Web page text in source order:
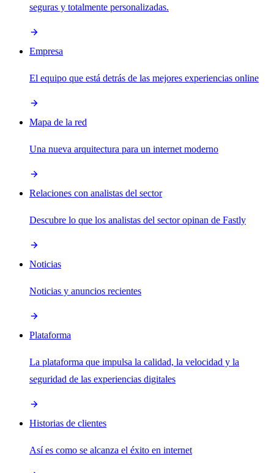
seguras y totalmente personalizadas.
Empresa
El equipo que está detrás de las mejores experiencias online
Mapa de la red
Una nueva arquitectura para un internet moderno
Relaciones con analistas del sector
Descubre lo que los analistas del sector opinan de Fastly
Noticias
Noticias y anuncios recientes
Plataforma
La plataforma que impulsa la calidad, la velocidad y la
seguridad de las experiencias digitales
Historias de clientes
Así es como se alcanza el éxito en internet